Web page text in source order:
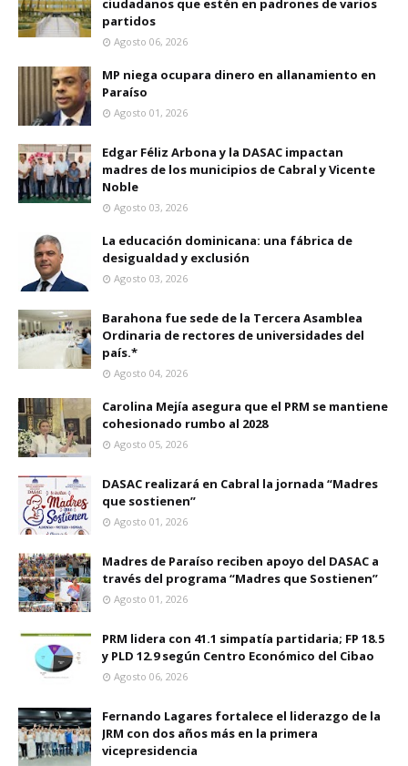
ciudadanos que estén en padrones de varios
partidos
Agosto 06, 2026
MP niega ocupara dinero en allanamiento en
Paraíso
Agosto 01, 2026
Edgar Féliz Arbona y la DASAC impactan
madres de los municipios de Cabral y Vicente
Noble
Agosto 03, 2026
La educación dominicana: una fábrica de
desigualdad y exclusión
Agosto 03, 2026
Barahona fue sede de la Tercera Asamblea
Ordinaria de rectores de universidades del
país.*
Agosto 04, 2026
Carolina Mejía asegura que el PRM se mantiene
cohesionado rumbo al 2028
Agosto 05, 2026
DASAC realizará en Cabral la jornada “Madres
que sostienen”
Agosto 01, 2026
Madres de Paraíso reciben apoyo del DASAC a
través del programa “Madres que Sostienen”
Agosto 01, 2026
PRM lidera con 41.1 simpatía partidaria; FP 18.5
y PLD 12.9 según Centro Económico del Cibao
Agosto 06, 2026
Fernando Lagares fortalece el liderazgo de la
JRM con dos años más en la primera
vicepresidencia